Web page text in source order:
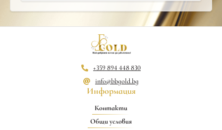
+359 894 448 830
info@bbgold.bg
Информация
Контакти
Общи условия